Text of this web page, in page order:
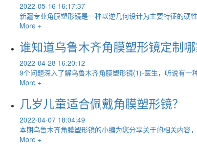
2022-05-16 16:17:37
新疆专业角膜塑形镜是一种以逆几何设计为主要特征的硬
More +
谁知道乌鲁木齐角膜塑形镜定制哪
2022-04-28 16:20:12
9个问题深入了解乌鲁木齐角膜塑形镜(1)-医生，听说有
More +
几岁儿童适合佩戴角膜塑形镜？
2022-04-07 18:04:49
本期乌鲁木齐角膜塑形镜的小编为您分享关于的相关内容
More +